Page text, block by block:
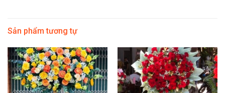
Sản phẩm tương tự